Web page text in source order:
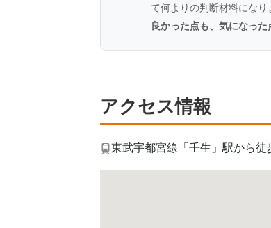
て何よりの判断材料になり
良かった点も、気になった
アクセス情報
東武宇都宮線「壬生」駅から徒